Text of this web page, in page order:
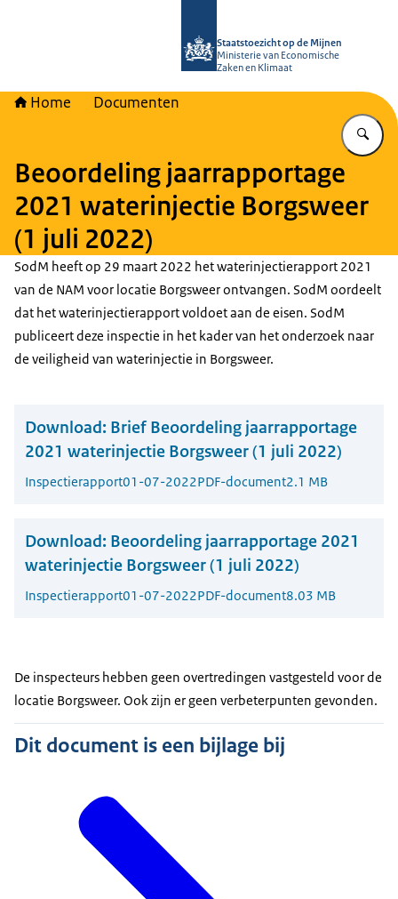
Staatstoezicht op de Mijnen
Ministerie van Economische
Zaken en Klimaat
Home Documenten
Beoordeling jaarrapportage
2021 waterinjectie Borgsweer
(1 juli 2022)
SodM heeft op 29 maart 2022 het waterinjectierapport 2021
van de NAM voor locatie Borgsweer ontvangen. SodM oordeelt
dat het waterinjectierapport voldoet aan de eisen. SodM
publiceert deze inspectie in het kader van het onderzoek naar
de veiligheid van waterinjectie in Borgsweer.
Download: Brief Beoordeling jaarrapportage
2021 waterinjectie Borgsweer (1 juli 2022)
Inspectierapport01-07-2022PDF-document2.1 MB
Download: Beoordeling jaarrapportage 2021
waterinjectie Borgsweer (1 juli 2022)
Inspectierapport01-07-2022PDF-document8.03 MB
De inspecteurs hebben geen overtredingen vastgesteld voor de
locatie Borgsweer. Ook zijn er geen verbeterpunten gevonden.
Dit document is een bijlage bij